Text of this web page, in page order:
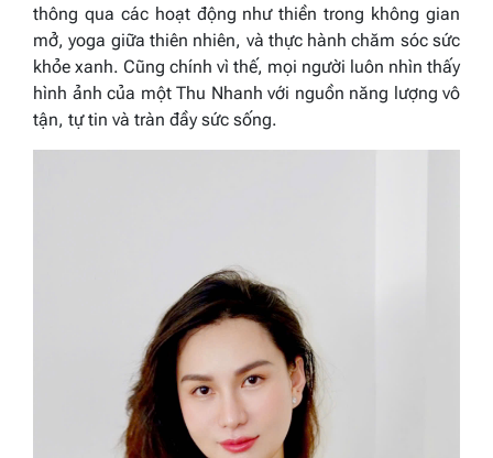
thông qua các hoạt động như thiền trong không gian
mở, yoga giữa thiên nhiên, và thực hành chăm sóc sức
khỏe xanh. Cũng chính vì thế, mọi người luôn nhìn thấy
hình ảnh của một Thu Nhanh với nguồn năng lượng vô
tận, tự tin và tràn đầy sức sống.